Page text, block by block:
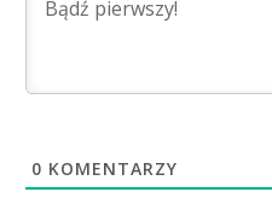
0 KOMENTARZY